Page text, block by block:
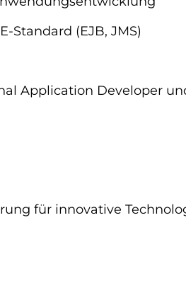
Standard (EJB, JMS)
Application Developer
für innovative